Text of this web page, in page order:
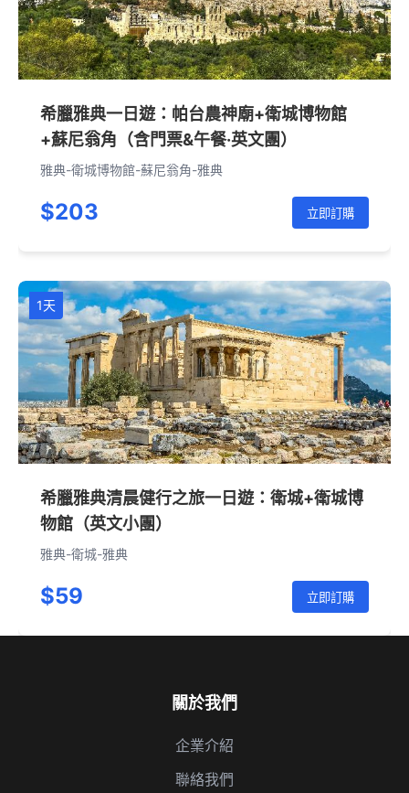
希臘雅典一日遊：帕台農神廟+衛城博物館
+蘇尼翁角（含門票&午餐·英文團）
雅典-衛城博物館-蘇尼翁角-雅典
$203 立即訂購
1天
希臘雅典清晨健行之旅一日遊：衛城+衛城博
物館（英文小團）
雅典-衛城-雅典
$59 立即訂購
關於我們
企業介紹
聯絡我們